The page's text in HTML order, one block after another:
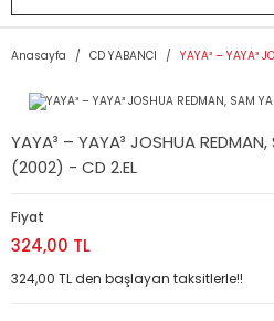
Anasayfa CD YABANCI YAYA³ – YAYA³
YAYA³ – YAYA³ JOSHUA REDMAN,
(2002) - CD 2.EL
Fiyat
324,00 TL
324,00 TL den başlayan taksitlerle!!